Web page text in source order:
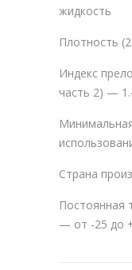
жидкость
Плотность
Индекс
часть 2) —
Страна
Постоянная
— от -25 до